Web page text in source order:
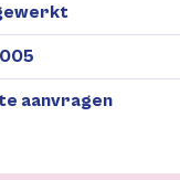
aanvragen